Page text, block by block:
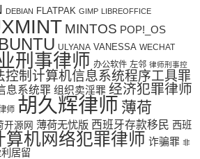
DEBIAN FLATPAK GIMP LIBREOFFICE
MINTOS POP!_OS
ULYANA VANESSA WECHAT
刑事律师 办公软件 左邻 律师刑事控
控制计算机信息系统程序工具罪
息系统罪 组织卖淫罪 经济犯罪律师
师 胡久辉律师 薄荷
开源网 薄荷无忧版 西班牙存款移民 西班
算机网络犯罪律师 诈骗罪 非
居留